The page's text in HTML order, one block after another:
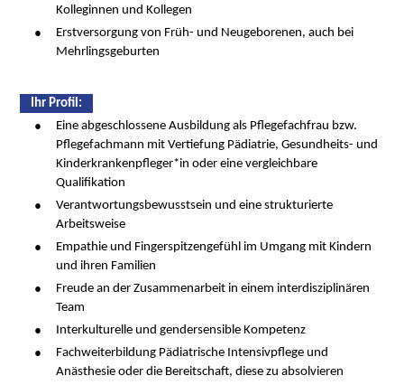
Kolleginnen und Kollegen
Erstversorgung von Früh- und Neugeborenen, auch bei
Mehrlingsgeburten
Ihr Proﬁl:
Eine abgeschlossene Ausbildung als Pflegefachfrau bzw.
Pflegefachmann mit Vertiefung Pädiatrie, Gesundheits- und
Kinderkrankenpfleger*in oder eine vergleichbare
Qualifikation
Verantwortungsbewusstsein und eine strukturierte
Arbeitsweise
Empathie und Fingerspitzengefühl im Umgang mit Kindern
und ihren Familien
Freude an der Zusammenarbeit in einem interdisziplinären
Team
Interkulturelle und gendersensible Kompetenz
Fachweiterbildung Pädiatrische Intensivpflege und
Anästhesie oder die Bereitschaft, diese zu absolvieren